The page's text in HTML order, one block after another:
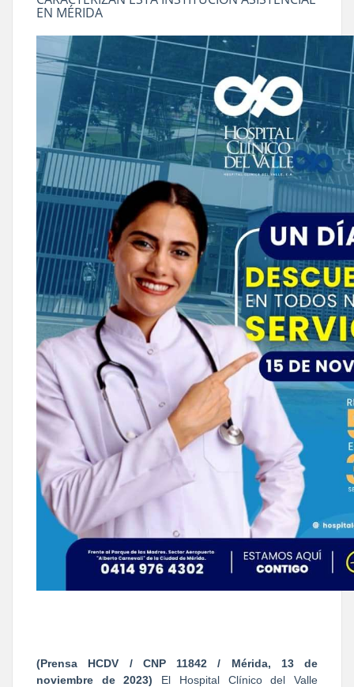
EN MÉRIDA
(Prensa HCDV / CNP 11842 / Mérida, 13 de
noviembre de 2023) El Hospital Clínico del Valle